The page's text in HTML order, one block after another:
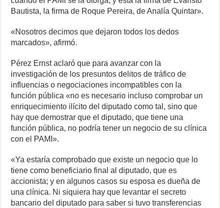
Bautista, la firma de Roque Pereira, de Analía Quintar».
«Nosotros decimos que dejaron todos los dedos
marcados», afirmó.
Pérez Ernst aclaró que para avanzar con la
investigación de los presuntos delitos de tráfico de
influencias o negociaciones incompatibles con la
función pública «no es necesario incluso comprobar un
enriquecimiento ilícito del diputado como tal, sino que
hay que demostrar que el diputado, que tiene una
función pública, no podría tener un negocio de su clínica
con el PAMI».
«Ya estaría comprobado que existe un negocio que lo
tiene como beneficiario final al diputado, que es
accionista; y en algunos casos su esposa es dueña de
una clínica. Ni siquiera hay que levantar el secreto
bancario del diputado para saber si tuvo transferencias